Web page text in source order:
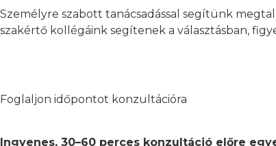
Személyre szabott tanácsadással segítünk
szakértő kollégáink segítenek a választásban,
Foglaljon időpontot konzultációra
Ingyenes, 30–60 perces konzultáció előre